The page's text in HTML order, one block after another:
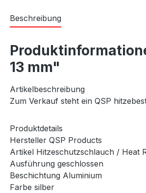
Beschreibung
13 mm"
Artikelbeschreibung
Zum Verkauf steht ein QSP
Produktdetails
Hersteller QSP Products
Artikel Hitzeschutzschlauch / Heat
Ausführung geschlossen
Beschichtung Aluminium
Farbe silber